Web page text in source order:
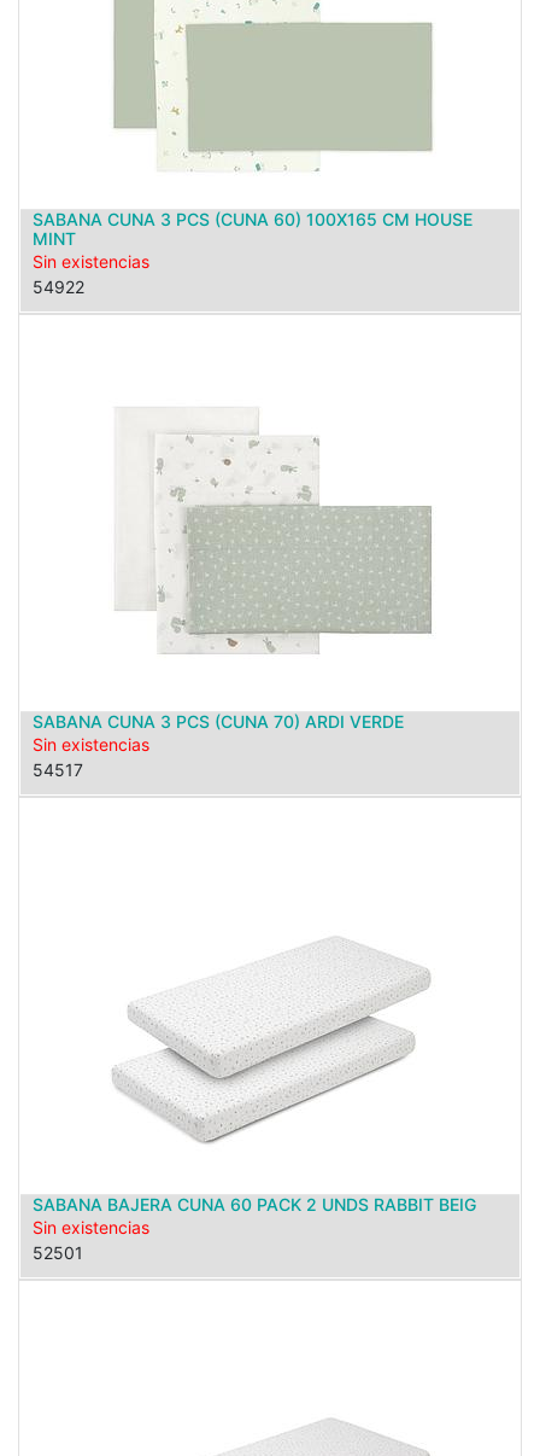
SABANA CUNA 3 PCS (CUNA 60) 100X165 CM HOUSE
MINT
Sin existencias
54922
SABANA CUNA 3 PCS (CUNA 70) ARDI VERDE
Sin existencias
54517
SABANA BAJERA CUNA 60 PACK 2 UNDS RABBIT BEIG
Sin existencias
52501